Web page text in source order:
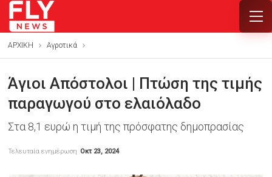
ΑΡΧΙΚΗ Αγροτικά
Άγιοι Απόστολοι | Πτώση της τιμής
παραγωγού στο ελαιόλαδο
Στα 8,1 ευρώ η τιμή της πρόσφατης δημοπρασίας
Τελευταία ενημέρωση Οκτ 23, 2024